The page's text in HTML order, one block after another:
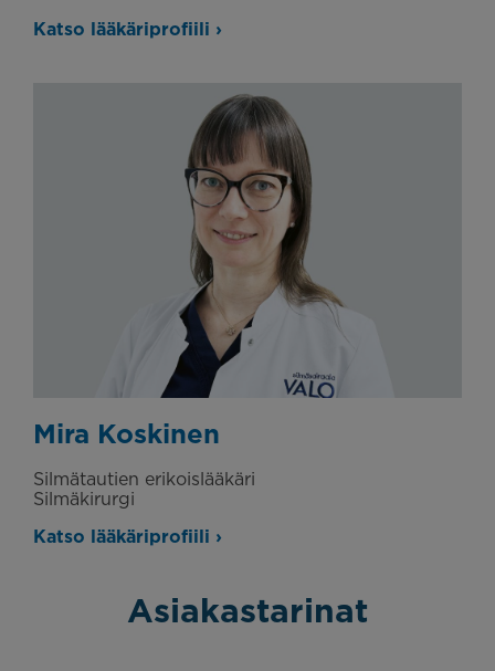
Katso lääkäriprofiili ›
Mira Koskinen
Silmätautien erikoislääkäri
Silmäkirurgi
Katso lääkäriprofiili ›
Asiakastarinat